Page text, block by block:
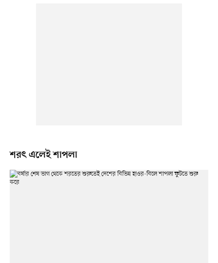
শরৎ এলেই শাপলা